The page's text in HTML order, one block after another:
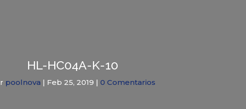
HL-HC04A-K-10
poolnova | Feb 25, 2019 | 0 Comentarios